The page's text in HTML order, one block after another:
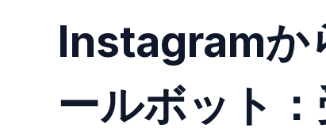
Instagramか
ールボット